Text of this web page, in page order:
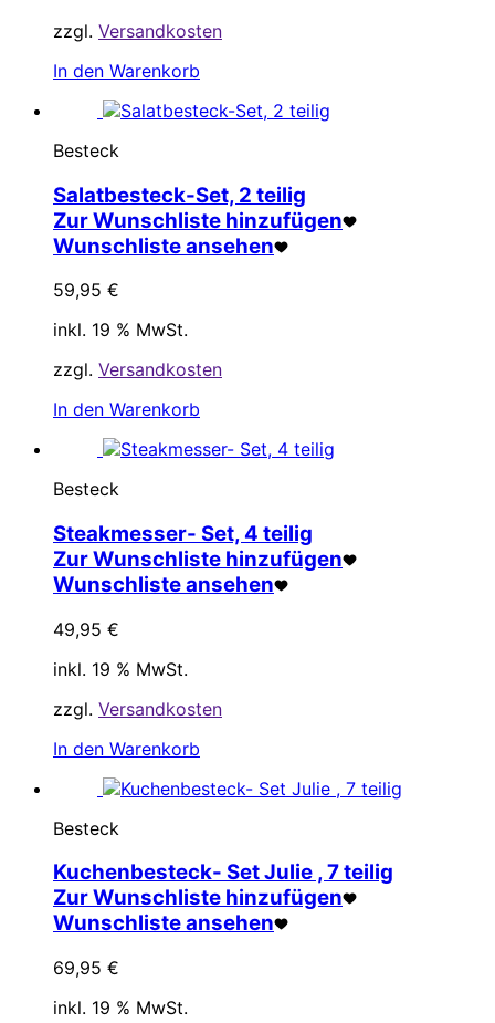
zzgl. Versandkosten
In den Warenkorb
Besteck
Salatbesteck-Set, 2 teilig
Zur Wunschliste hinzufügen
Wunschliste ansehen
59,95 €
inkl. 19 % MwSt.
zzgl. Versandkosten
In den Warenkorb
Besteck
Steakmesser- Set, 4 teilig
Zur Wunschliste hinzufügen
Wunschliste ansehen
49,95 €
inkl. 19 % MwSt.
zzgl. Versandkosten
In den Warenkorb
Besteck
Kuchenbesteck- Set Julie , 7 teilig
Zur Wunschliste hinzufügen
Wunschliste ansehen
69,95 €
inkl. 19 % MwSt.